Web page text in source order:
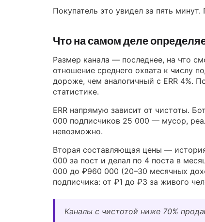
Покупатель это увидел за пять
Что на самом деле
Размер канала — последнее, на что
отношение среднего охвата к числу
дороже, чем аналогичный с ERR 4%.
статистике.
ERR напрямую зависит от чистоты.
000 подписчиков 25 000 — мусор,
невозможно.
Вторая составляющая цены —
000 за пост и делал по 4 поста в
000 до ₽960 000 (20–30 месячных
подписчика: от ₽1 до ₽3 за живого
Каналы с чистотой ниже 70%